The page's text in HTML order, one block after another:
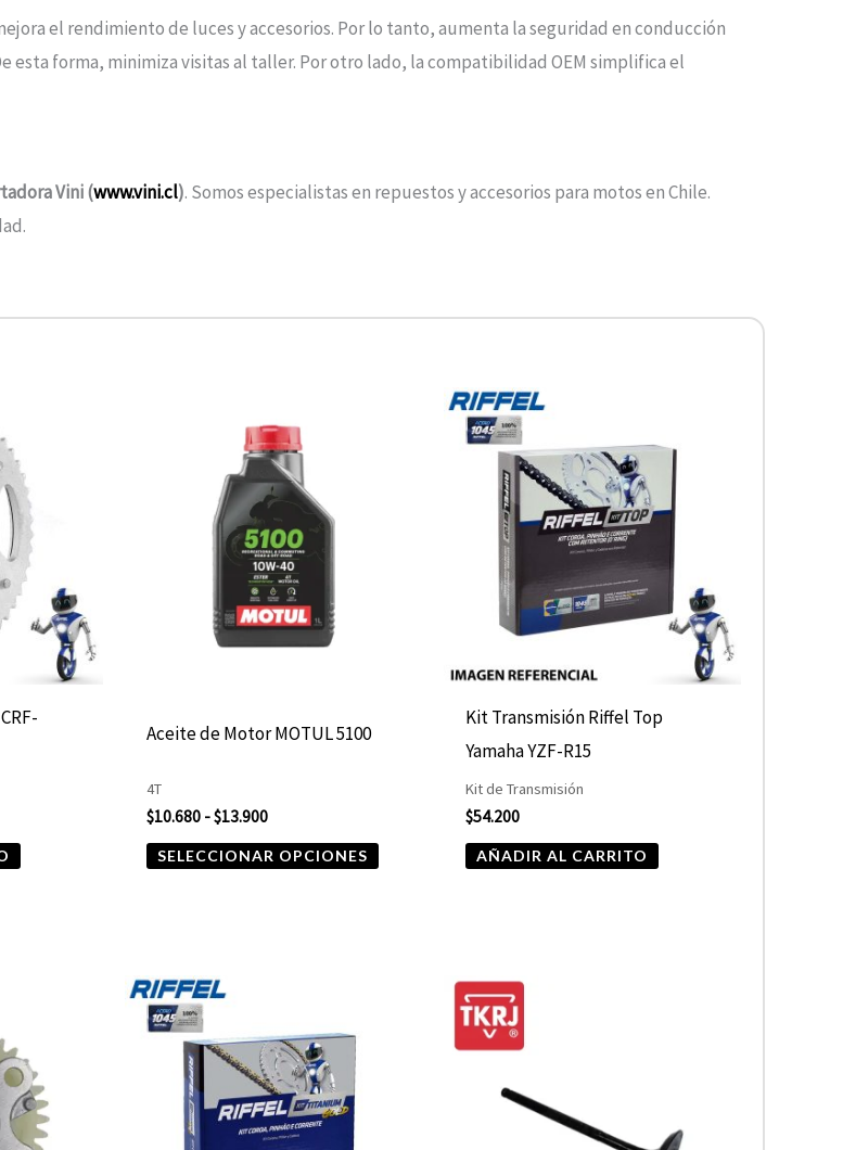
el rendimiento de luces y accesorios. Por lo tanto, aumenta la seguridad en conducción
esta forma, minimiza visitas al taller. Por otro lado, la compatibilidad OEM simplifica el
Vini (www.vini.cl). Somos especialistas en repuestos y accesorios para motos en Chile.
Aceite de Motor MOTUL 5100
4T
$10.680 -$13.900
precios:
desde
$10.680
hasta
$13.900
SELECCIONAR OPCIONES
de
producto
Kit Transmisión Riffel Top
Yamaha YZF-R15
Kit de Transmisión
$54.200
AÑADIR AL CARRITO